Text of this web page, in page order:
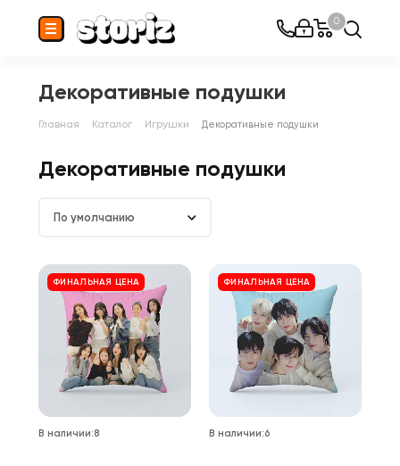
0
Декоративные подушки
Главная Каталог Игрушки Декоративные подушки
Декоративные подушки
По умолчанию
ФИНАЛЬНАЯ ЦЕНА
В наличии:8
ФИНАЛЬНАЯ ЦЕНА
В наличии:6